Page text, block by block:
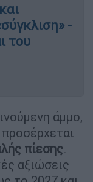
-
του
άμμο,
πίεσης.
αξιώσεις